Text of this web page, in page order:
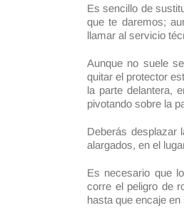
Es sencillo de
que te daremos;
llamar al servicio
Aunque no suele
quitar el protector
la parte delantera,
pivotando sobre la
Deberás desplazar
alargados, en el
Es necesario que
corre el peligro de
hasta que encaje en